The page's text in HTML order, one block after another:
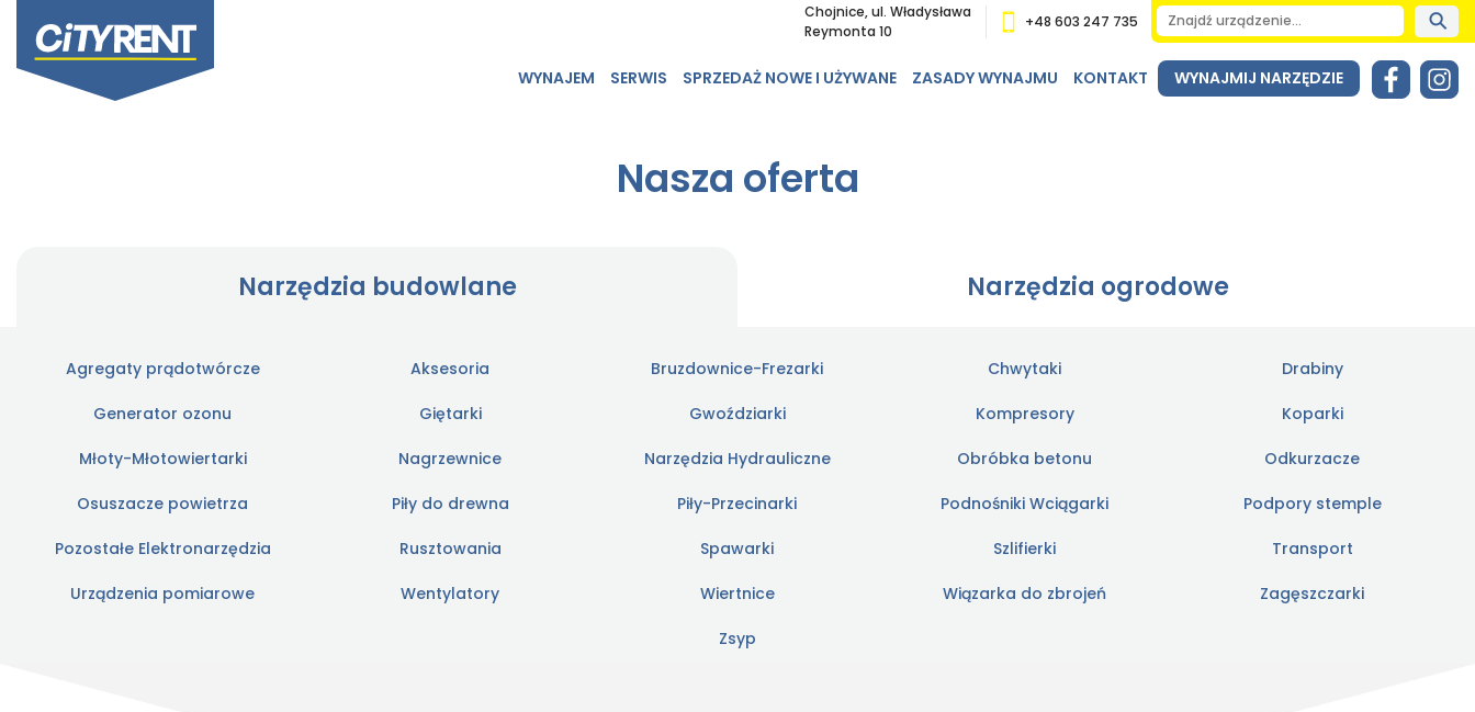
Chojnice, ul. Władysława
Reymonta 10
+48 603 247 735
WYNAJEM SERWIS SPRZEDAŻ NOWE I UŻYWANE ZASADY WYNAJMU KONTAKT WYNAJMIJ NARZĘDZIE
Nasza oferta
Narzędzia budowlane Narzędzia ogrodowe
Agregaty prądotwórcze Aksesoria Bruzdownice-Frezarki Chwytaki Drabiny
Generator ozonu Giętarki Gwoździarki Kompresory Koparki
Młoty-Młotowiertarki Nagrzewnice Narzędzia Hydrauliczne Obróbka betonu Odkurzacze
Osuszacze powietrza Piły do drewna Piły-Przecinarki Podnośniki Wciągarki Podpory stemple
Pozostałe Elektronarzędzia Rusztowania Spawarki Szlifierki Transport
Urządzenia pomiarowe Wentylatory Wiertnice Wiązarka do zbrojeń Zagęszczarki
Zsyp